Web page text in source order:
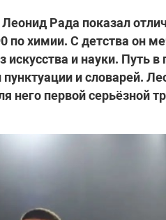
Рада показал
по химии. С детства он
и науки. Путь
и словарей.
него первой серьёзной